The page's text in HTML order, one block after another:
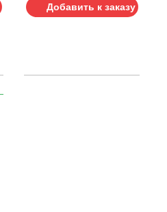
Добавить к заказу